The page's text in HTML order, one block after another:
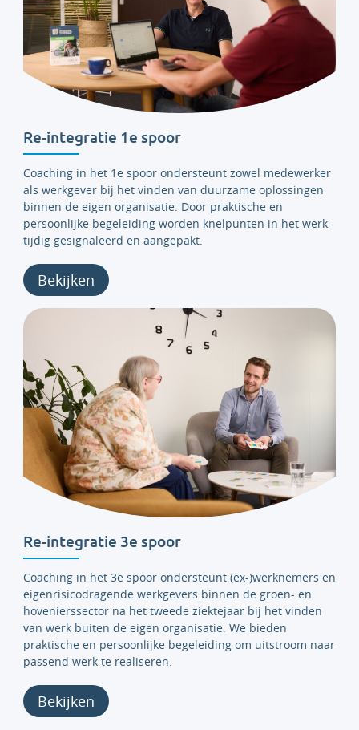
Re-integratie 1e spoor
Coaching in het 1e spoor ondersteunt zowel medewerker
als werkgever bij het vinden van duurzame oplossingen
binnen de eigen organisatie. Door praktische en
persoonlijke begeleiding worden knelpunten in het werk
tijdig gesignaleerd en aangepakt.
Bekijken
Re-integratie 3e spoor
Coaching in het 3e spoor ondersteunt (ex-)werknemers en
eigenrisicodragende werkgevers binnen de groen- en
hovenierssector na het tweede ziektejaar bij het vinden
van werk buiten de eigen organisatie. We bieden
praktische en persoonlijke begeleiding om uitstroom naar
passend werk te realiseren.
Bekijken